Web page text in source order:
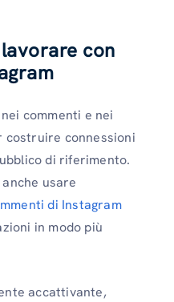
con
commenti e nei
costruire connessioni
di riferimento.
usare
di Instagram
in modo più
accattivante,